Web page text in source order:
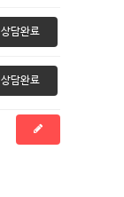
상담완료
상담완료